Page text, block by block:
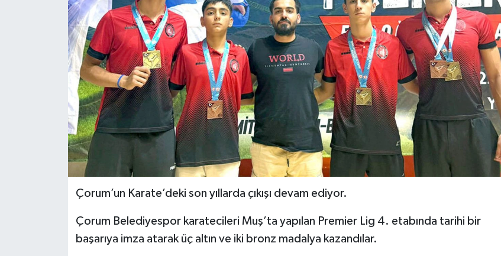
Çorum’un Karate’deki son yıllarda çıkışı devam ediyor.
Çorum Belediyespor karatecileri Muş’ta yapılan Premier Lig 4. etabında tarihi bir
başarıya imza atarak üç altın ve iki bronz madalya kazandılar.
İLÇELER
OTOPARK
TEKNOLOJİ